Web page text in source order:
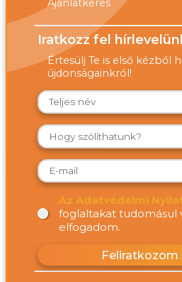
Ajánlatkérés
Iratkozz fel
Értesülj Te is első kézből
újdonságainkról!
Az Adatvédelmi
foglaltakat tudomásul
elfogadom.